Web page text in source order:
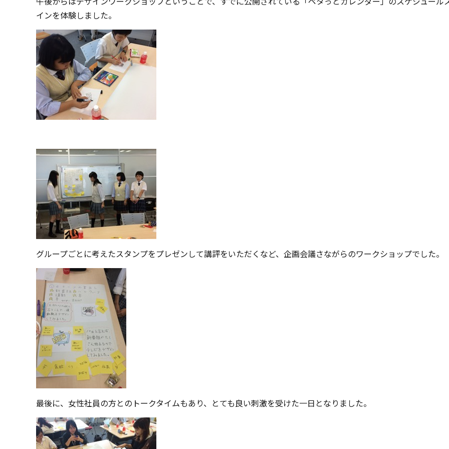
インを体験しました。
グループごとに考えたスタンプをプレゼンして講評をいただくなど、企画会議さながらのワークショップでした。
最後に、女性社員の方とのトークタイムもあり、とても良い刺激を受けた一日となりました。